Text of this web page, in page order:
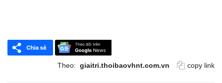
Theo: giaitri.thoibaovhnt.com.vn copy link